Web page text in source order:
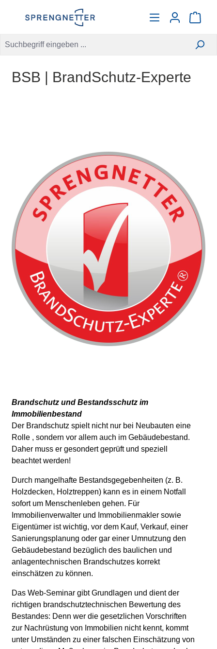
BSB | BrandSchutz-Experte
Brandschutz und Bestandsschutz im
Immobilienbestand
Der Brandschutz spielt nicht nur bei Neubauten eine
Rolle , sondern vor allem auch im Gebäudebestand.
Daher muss er gesondert geprüft und speziell
beachtet werden!
Durch mangelhafte Bestandsgegebenheiten (z. B.
Holzdecken, Holztreppen) kann es in einem Notfall
sofort um Menschenleben gehen. Für
Immobilienverwalter und Immobilienmakler sowie
Eigentümer ist wichtig, vor dem Kauf, Verkauf, einer
Sanierungsplanung oder gar einer Umnutzung den
Gebäudebestand bezüglich des baulichen und
anlagentechnischen Brandschutzes korrekt
einschätzen zu können.
Das Web-Seminar gibt Grundlagen und dient der
richtigen brandschutztechnischen Bewertung des
Bestandes: Denn wer die gesetzlichen Vorschriften
zur Nachrüstung von Immobilien nicht kennt, kommt
unter Umständen zu einer falschen Einschätzung von